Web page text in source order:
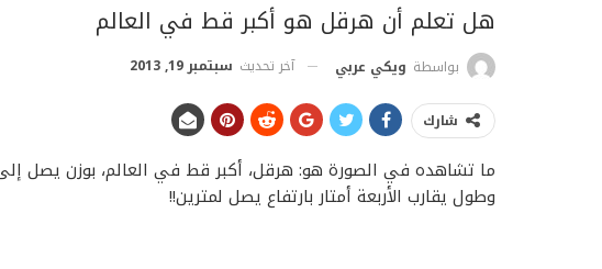
هل تعلم أن هرقل هو أكبر قط في العالم
بواسطة ويكي عربي آخر تحديث سبتمبر 19, 2013
شارك
وطول يقارب الأربعة أمتار بارتفاع يصل لمترين!!